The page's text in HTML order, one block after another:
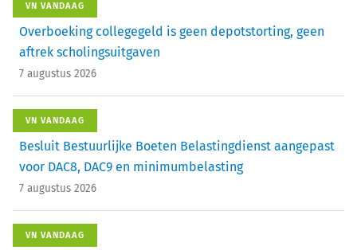
VN VANDAAG
Overboeking collegegeld is geen depotstorting, geen
aftrek scholingsuitgaven
7 augustus 2026
VN VANDAAG
Besluit Bestuurlijke Boeten Belastingdienst aangepast
voor DAC8, DAC9 en minimumbelasting
7 augustus 2026
VN VANDAAG